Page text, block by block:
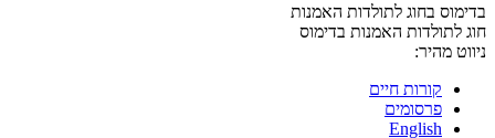
בדימוס בחוג לתולדות האמנות
חוג לתולדות האמנות בדימוס
ניווט מהיר:
קורות חיים
פרסומים
English